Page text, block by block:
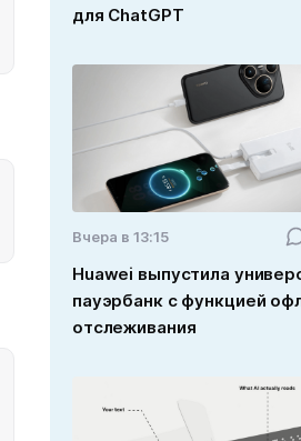
для ChatGPT
Вчера в 13:15
Huawei выпустила
пауэрбанк с функцией
отслеживания